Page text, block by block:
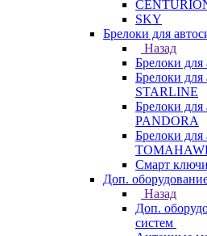
SKY
Брелоки для
Назад
Брелоки для
Брелоки для
STARLINE
Брелоки для
PANDORA
Брелоки для
Смарт
Доп.
Назад
Доп.
систем